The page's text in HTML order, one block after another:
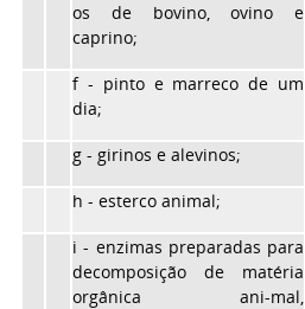
os de bovino, ovino e
caprino;
f - pinto e marreco de um
dia;
g - girinos e alevinos;
h - esterco animal;
i - enzimas preparadas para
decomposição de matéria
orgânica ani-mal,